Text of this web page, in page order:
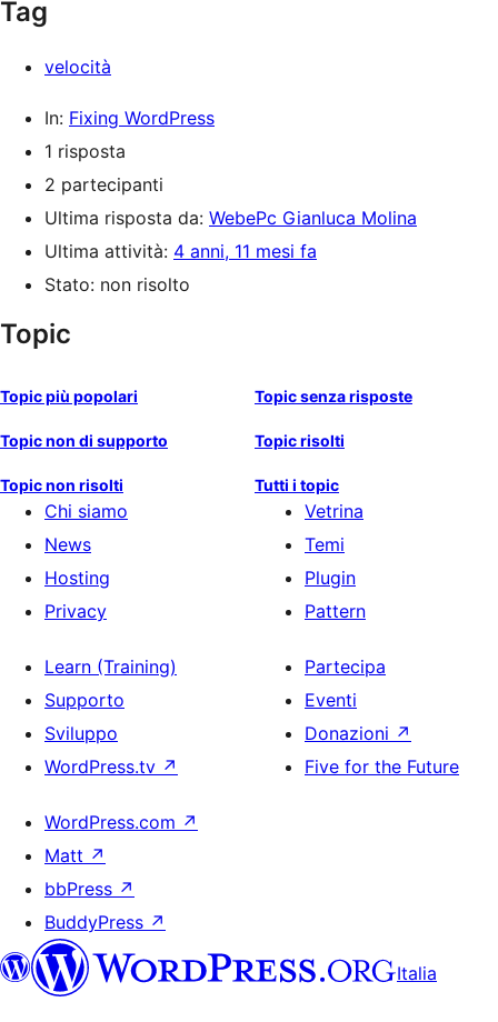
Tag
velocità
In: Fixing WordPress
1 risposta
2 partecipanti
Ultima risposta da: WebePc Gianluca Molina
Ultima attività: 4 anni, 11 mesi fa
Stato: non risolto
Topic
Topic più popolari Topic senza risposte
Topic non di supporto Topic risolti
Topic non risolti Tutti i topic
Chi siamo
News
Hosting
Privacy
Vetrina
Temi
Plugin
Pattern
Learn (Training)
Supporto
Sviluppo
WordPress.tv ↗
Partecipa
Eventi
Donazioni ↗
Five for the Future
WordPress.com ↗
Matt ↗
bbPress ↗
BuddyPress ↗
Italia